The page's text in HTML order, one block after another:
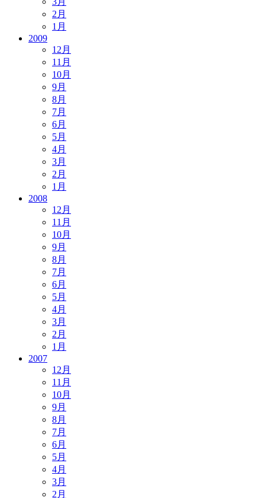
2月
1月
2009
12月
11月
10月
9月
8月
7月
6月
5月
4月
3月
2月
1月
2008
12月
11月
10月
9月
8月
7月
6月
5月
4月
3月
2月
1月
2007
12月
11月
10月
9月
8月
7月
6月
5月
4月
3月
2月